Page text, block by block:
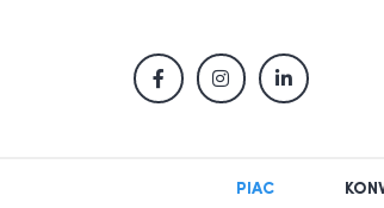
PIAC